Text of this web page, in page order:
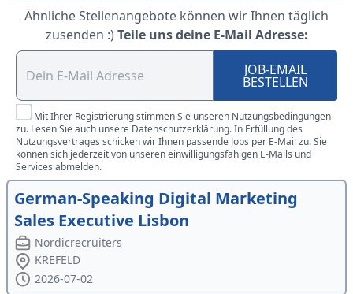
Ähnliche Stellenangebote können wir Ihnen täglich
zusenden :) Teile uns deine E-Mail Adresse:
JOB-EMAIL
BESTELLEN
Mit Ihrer Registrierung stimmen Sie unseren Nutzungsbedingungen
zu. Lesen Sie auch unsere Datenschutzerklärung. In Erfüllung des
Nutzungsvertrages schicken wir Ihnen passende Jobs per E-Mail zu. Sie
können sich jederzeit von unseren einwilligungsfähigen E-Mails und
Services abmelden.
German-Speaking Digital Marketing
Sales Executive Lisbon
Nordicrecruiters
KREFELD
2026-07-02